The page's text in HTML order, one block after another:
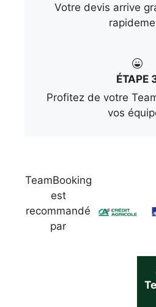
Votre devis arrive
ÉTAPE
Profitez de votre
vos
TeamBooking
est
recommandé
par